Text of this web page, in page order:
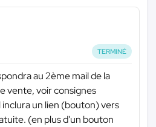
TERMINÉ
au 2ème mail de la
vente, voir consignes
inclura un lien (bouton) vers
(en plus d'un bouton